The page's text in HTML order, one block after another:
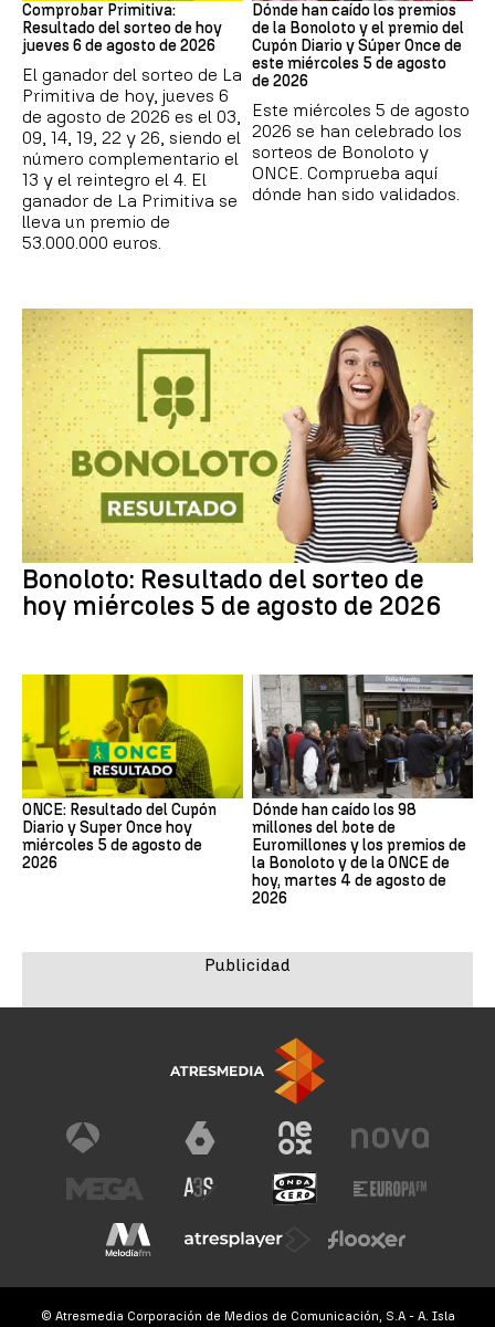
Comprobar Primitiva:
Resultado del sorteo de hoy
jueves 6 de agosto de 2026
El ganador del sorteo de La
Primitiva de hoy, jueves 6
de agosto de 2026 es el 03,
09, 14, 19, 22 y 26, siendo el
número complementario el
13 y el reintegro el 4. El
ganador de La Primitiva se
lleva un premio de
53.000.000 euros.
Dónde han caído los premios
de la Bonoloto y el premio del
Cupón Diario y Súper Once de
este miércoles 5 de agosto
de 2026
Este miércoles 5 de agosto
2026 se han celebrado los
sorteos de Bonoloto y
ONCE. Comprueba aquí
dónde han sido validados.
Bonoloto: Resultado del sorteo de
hoy miércoles 5 de agosto de 2026
ONCE: Resultado del Cupón
Diario y Super Once hoy
miércoles 5 de agosto de
2026
Dónde han caído los 98
millones del bote de
Euromillones y los premios de
la Bonoloto y de la ONCE de
hoy, martes 4 de agosto de
2026
© Atresmedia Corporación de Medios de Comunicación, S.A - A. Isla